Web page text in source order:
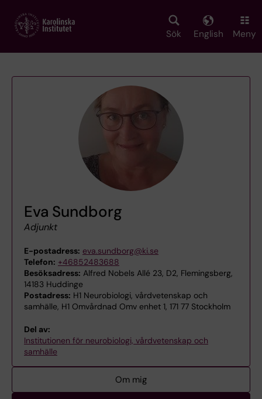
main
Sök English Meny
Eva Sundborg
Adjunkt
E-postadress: eva.sundborg@ki.se
Telefon: +46852483688
Besöksadress: Alfred Nobels Allé 23, D2, Flemingsberg,
14183 Huddinge
Postadress: H1 Neurobiologi, vårdvetenskap och
samhälle, H1 Omvårdnad Omv enhet 1, 171 77 Stockholm
Del av:
Institutionen för neurobiologi, vårdvetenskap och
samhälle
Om mig